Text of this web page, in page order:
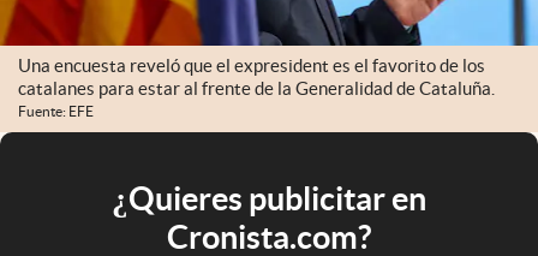
Una encuesta reveló que el expresident es el favorito de los
catalanes para estar al frente de la Generalidad de Cataluña.
Fuente: EFE
¿Quieres publicitar en
Cronista.com?